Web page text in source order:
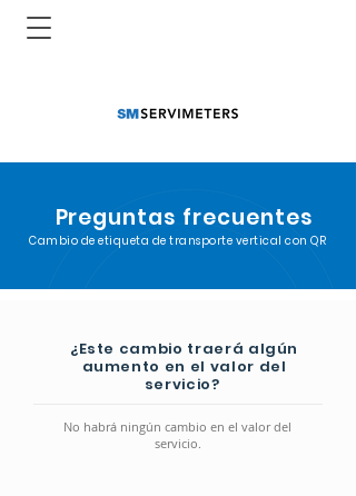
Preguntas frecuentes
Cambio de etiqueta de transporte vertical con QR
¿Este cambio traerá algún
aumento en el valor del
servicio?
No habrá ningún cambio en el valor del
servicio.